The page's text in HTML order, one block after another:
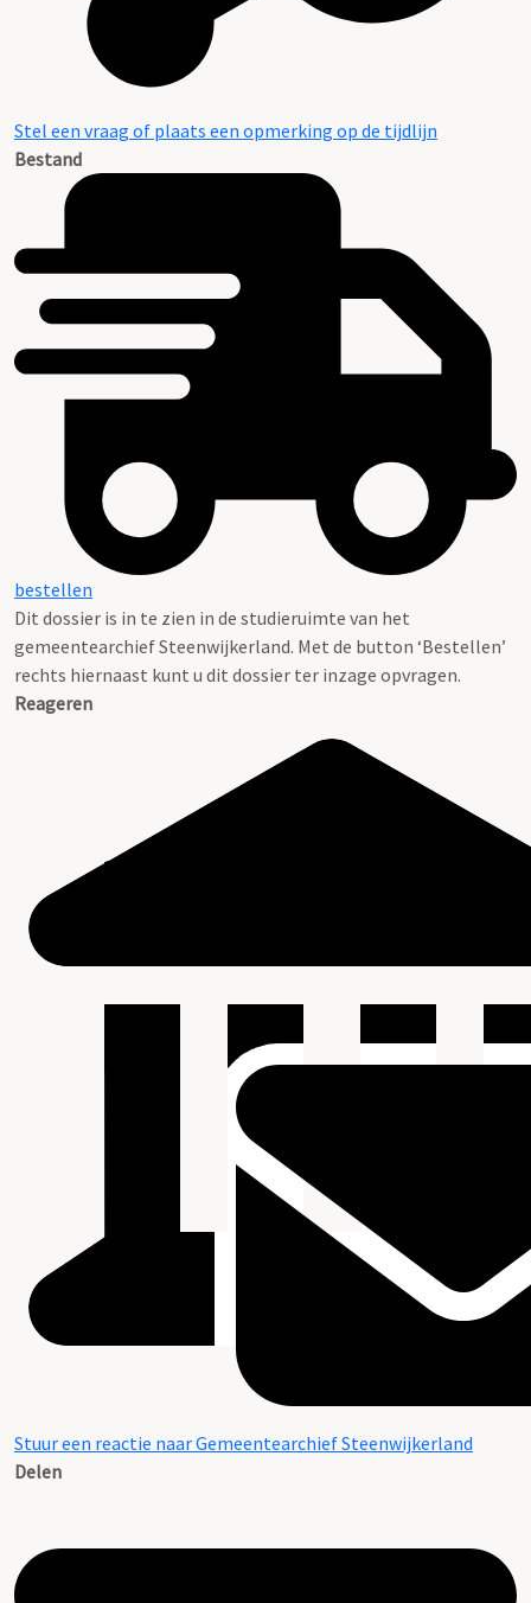
Stel een vraag of plaats een opmerking op de tijdlijn
Bestand
bestellen
Dit dossier is in te zien in de studieruimte van het
gemeentearchief Steenwijkerland. Met de button ‘Bestellen’
rechts hiernaast kunt u dit dossier ter inzage opvragen.
Reageren
Stuur een reactie naar Gemeentearchief Steenwijkerland
Delen